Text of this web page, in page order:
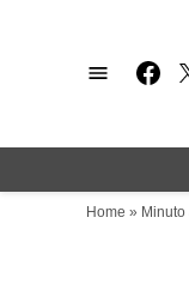
Home »